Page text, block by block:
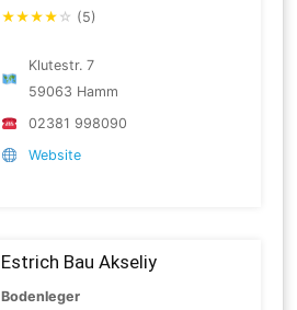
★★★★ ☆ (5)
Klutestr. 7
59063 Hamm
02381 998090
Website
Estrich Bau Akseliy
Bodenleger